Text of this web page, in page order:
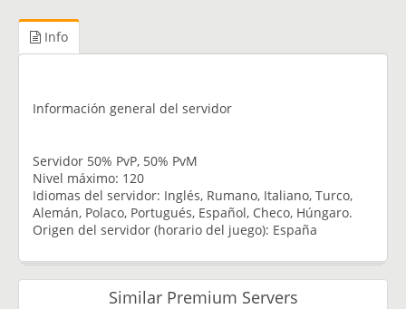
Info
Información general del servidor
Servidor 50% PvP, 50% PvM
Nivel máximo: 120
Idiomas del servidor: Inglés, Rumano, Italiano, Turco,
Alemán, Polaco, Portugués, Español, Checo, Húngaro.
Origen del servidor (horario del juego): España
Similar Premium Servers